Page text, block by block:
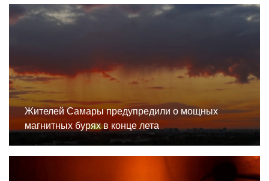
Жителей Самары предупредили о мощных
магнитных бурях в конце лета